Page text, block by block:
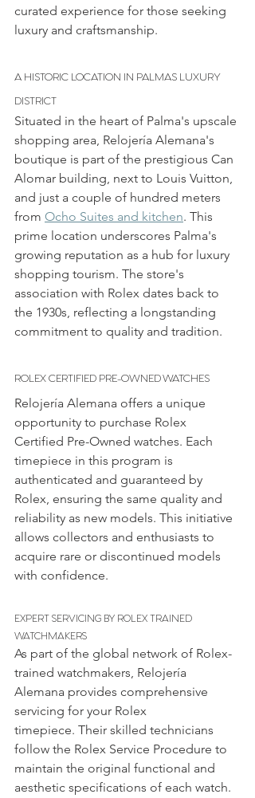
curated experience for those seeking
luxury and craftsmanship.
A HISTORIC LOCATION IN PALMAS LUXURY
DISTRICT
Situated in the heart of Palma's upscale
shopping area, Relojería Alemana's
boutique is part of the prestigious Can
Alomar building, next to Louis Vuitton,
and just a couple of hundred meters
from Ocho Suites and kitchen. This
prime location underscores Palma's
growing reputation as a hub for luxury
shopping tourism. The store's
association with Rolex dates back to
the 1930s, reflecting a longstanding
commitment to quality and tradition.
ROLEX CERTIFIED PRE-OWNED WATCHES
Relojería Alemana offers a unique
opportunity to purchase Rolex
Certified Pre-Owned watches. Each
timepiece in this program is
authenticated and guaranteed by
Rolex, ensuring the same quality and
reliability as new models. This initiative
allows collectors and enthusiasts to
acquire rare or discontinued models
with confidence.
EXPERT SERVICING BY ROLEX TRAINED
WATCHMAKERS
As part of the global network of Rolex-
trained watchmakers, Relojería
Alemana provides comprehensive
servicing for your Rolex
timepiece. Their skilled technicians
follow the Rolex Service Procedure to
maintain the original functional and
aesthetic specifications of each watch.